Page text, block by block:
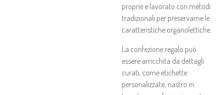
proprie e lavorato con metodi
tradizionali per preservarne le
caratteristiche organolettiche.
La confezione regalo può
essere arricchita da dettagli
curati, come etichette
personalizzate, nastro in